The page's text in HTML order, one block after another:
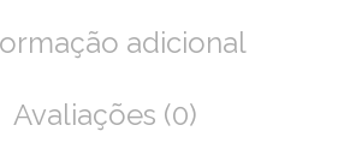
adicional
Avaliações (0)